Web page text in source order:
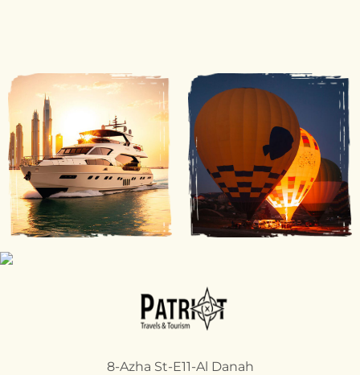
8-Azha St-E11-Al Danah